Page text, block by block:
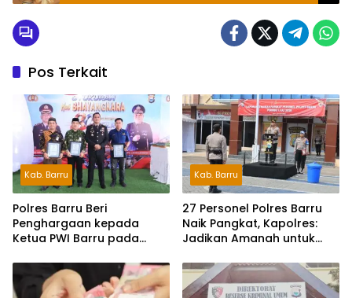
Pos Terkait
Kab. Barru
Polres Barru Beri
Penghargaan kepada
Ketua PWI Barru pada
Bhayangkara ke-80
Kab. Barru
27 Personel Polres Barru
Naik Pangkat, Kapolres:
Jadikan Amanah untuk